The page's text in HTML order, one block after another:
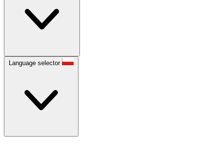
Language selector